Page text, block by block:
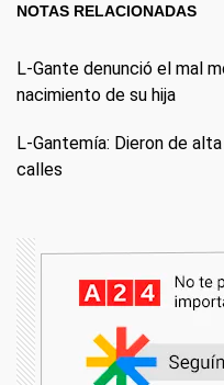
NOTAS RELACIONADAS
L-Gante denunció el mal
nacimiento de su hija
L-Gantemía: Dieron de
calles